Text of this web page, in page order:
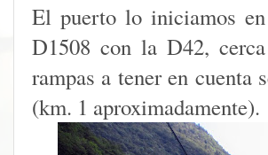
El puerto lo iniciamos
D1508 con la D42,
rampas a tener en cuenta
(km. 1 aproximadamente).